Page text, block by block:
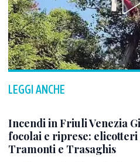
LEGGI ANCHE
Incendi in Friuli Venezia
focolai e riprese: elicotteri
Tramonti e Trasaghis